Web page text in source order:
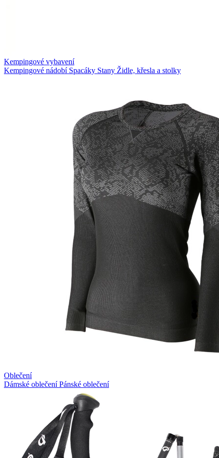
Kempingové vybavení
Kempingové nádobí Spacáky Stany Židle, křesla a stolky
Oblečení
Dámské oblečeníPánské oblečení